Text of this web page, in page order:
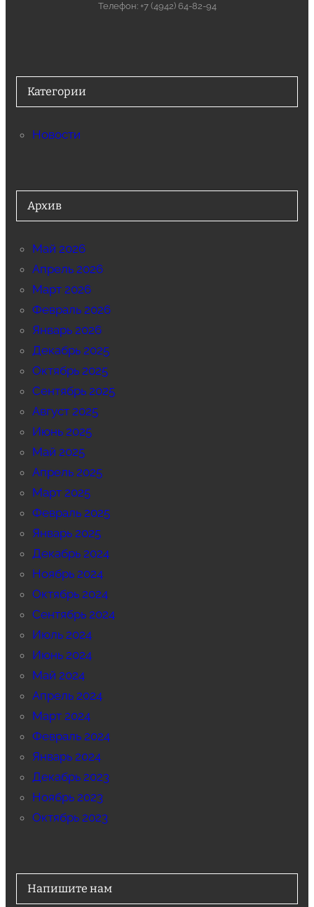
Телефон: +7 (4942) 64-82-94
Категории
Новости
Архив
Май 2026
Апрель 2026
Март 2026
Февраль 2026
Январь 2026
Декабрь 2025
Октябрь 2025
Сентябрь 2025
Август 2025
Июнь 2025
Май 2025
Апрель 2025
Март 2025
Февраль 2025
Январь 2025
Декабрь 2024
Ноябрь 2024
Октябрь 2024
Сентябрь 2024
Июль 2024
Июнь 2024
Май 2024
Апрель 2024
Март 2024
Февраль 2024
Январь 2024
Декабрь 2023
Ноябрь 2023
Октябрь 2023
Напишите нам